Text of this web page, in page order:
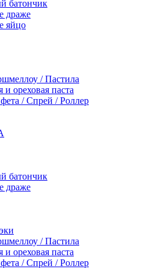
батончик
драже
яйцо
/ Пастила
ореховая паста
/ Спрей / Роллер
батончик
драже
/ Пастила
ореховая паста
/ Спрей / Роллер